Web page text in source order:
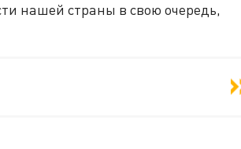
нашей страны в свою очередь,